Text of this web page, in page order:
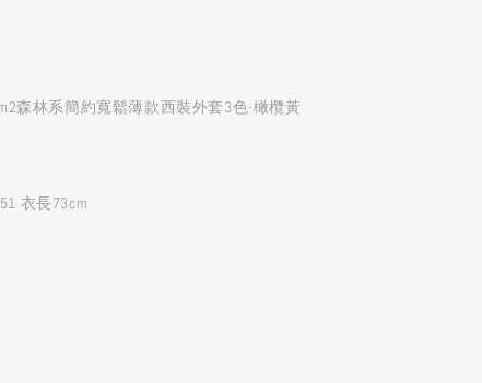
森林系簡約寬鬆薄款西裝外套3色-橄欖黃
衣長73cm